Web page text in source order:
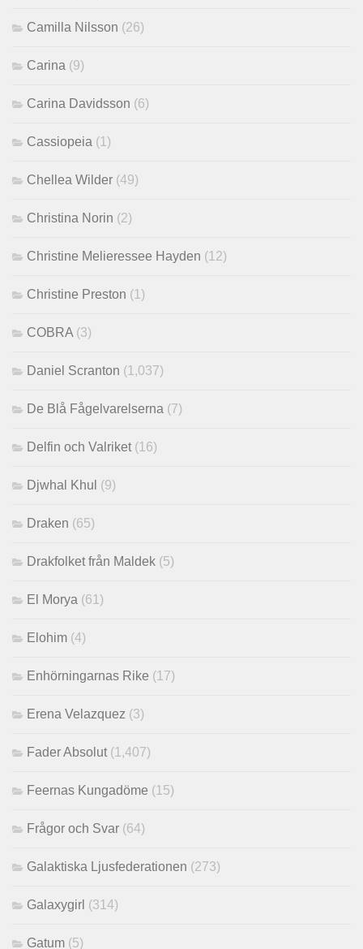
Camilla Nilsson (26)
Carina (9)
Carina Davidsson (6)
Cassiopeia (1)
Chellea Wilder (49)
Christina Norin (2)
Christine Melieressee Hayden (12)
Christine Preston (1)
COBRA (3)
Daniel Scranton (1,037)
De Blå Fågelvarelserna (7)
Delfin och Valriket (16)
Djwhal Khul (9)
Draken (65)
Drakfolket från Maldek (5)
El Morya (61)
Elohim (4)
Enhörningarnas Rike (17)
Erena Velazquez (3)
Fader Absolut (1,407)
Feernas Kungadöme (15)
Frågor och Svar (64)
Galaktiska Ljusfederationen (273)
Galaxygirl (314)
Gatum (5)